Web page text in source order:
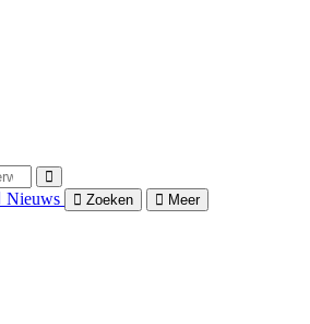
Nieuws Zoeken Meer